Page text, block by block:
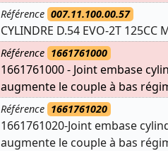
Référence 007.11.100.00.57
CYLINDRE D.54 EVO-2T 125CC
Référence 1661761000
1661761000 - Joint embase
augmente le couple à bas
Référence 1661761020
1661761020-Joint embase
augmente le couple à bas